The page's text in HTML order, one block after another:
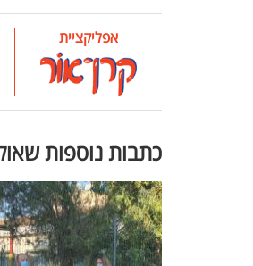
אפליקציית
כתבות נוספות